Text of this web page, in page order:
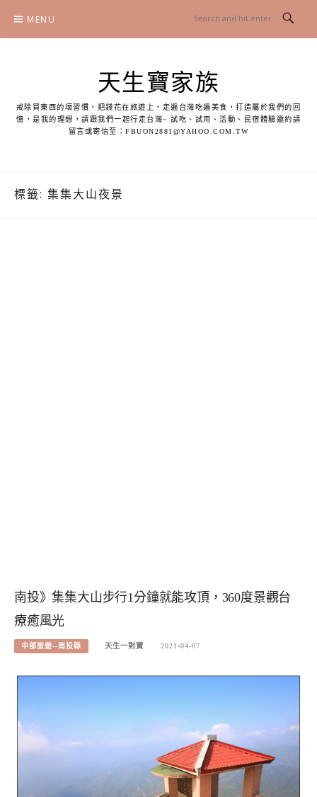
content
MENU
天生寶家族
戒除買東西的壞習慣，把錢花在旅遊上，走遍台灣吃遍美食，打造屬於我們的回
憶，是我的理想，請跟我們一起行走台灣~ 試吃、試用、活動、民宿體驗邀約請
留言或寄信至：FBUON2881@YAHOO.COM.TW
標籤: 集集大山夜景
南投》集集大山步行1分鐘就能攻頂，360度景觀台
療癒風光
中部旅遊--南投縣 天生一對寶 2021-04-07